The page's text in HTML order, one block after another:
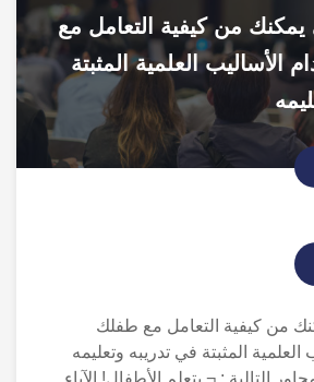
يمكنك من كيفية التعامل مع
الأساليب العلمية المثبتة
من كيفية التعامل مع طفلك
المثبتة في تدريبه وتعليمه
التالية : ¬ يتعلم الأطفال! الآباء